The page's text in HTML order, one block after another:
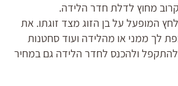
מחוץ לדלת חדר הלידה.
המופעל על בן הזוג מצד זוגתו. את
לך ממני או מהלידה ועוד סחטנות
ולהכנס לחדר הלידה גם במחיר